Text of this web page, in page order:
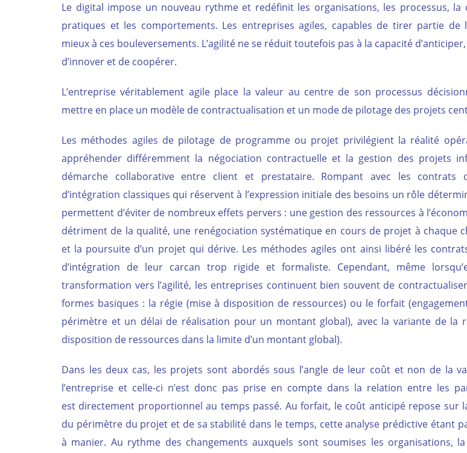
Le digital impose un nouveau rythme et redéfinit les organisations, les processus, la
pratiques et les comportements. Les entreprises agiles, capables de tirer partie de
mieux à ces bouleversements. L’agilité ne se réduit toutefois pas à la capacité d’anticiper,
d’innover et de coopérer.
L’entreprise véritablement agile place la valeur au centre de son processus
mettre en place un modèle de contractualisation et un mode de pilotage des projets
Les méthodes agiles de pilotage de programme ou projet privilégient la réalité
appréhender différemment la négociation contractuelle et la gestion des projets
démarche collaborative entre client et prestataire. Rompant avec les contrats
d’intégration classiques qui réservent à l’expression initiale des besoins un rôle
permettent d’éviter de nombreux effets pervers : une gestion des ressources à
détriment de la qualité, une renégociation systématique en cours de projet à chaque
et la poursuite d’un projet qui dérive. Les méthodes agiles ont ainsi libéré les
d’intégration de leur carcan trop rigide et formaliste. Cependant, même
transformation vers l’agilité, les entreprises continuent bien souvent de
formes basiques : la régie (mise à disposition de ressources) ou le forfait
périmètre et un délai de réalisation pour un montant global), avec la variante de la
disposition de ressources dans la limite d’un montant global).
Dans les deux cas, les projets sont abordés sous l’angle de leur coût et non de la
l’entreprise et celle-ci n’est donc pas prise en compte dans la relation entre les
est directement proportionnel au temps passé. Au forfait, le coût anticipé repose sur
du périmètre du projet et de sa stabilité dans le temps, cette analyse prédictive étant
à manier. Au rythme des changements auxquels sont soumises les organisations,